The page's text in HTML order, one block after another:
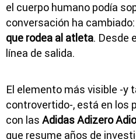
el cuerpo humano podía
conversación ha cambiado:
que rodea al atleta. Desde
línea de salida.
El elemento más visible -y
controvertido-, está en los
con las Adidas Adizero
que resume años de